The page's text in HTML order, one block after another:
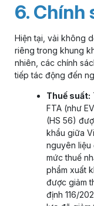
6. Chính
Hiện tại, vải không
riêng trong khung
nhiên, các chính
tiếp tác động đến
Thuế suất:
FTA (như
(HS 56)
khẩu giữa
nguyên liệu
mức thuế
phẩm xuất
được giảm
định 116/